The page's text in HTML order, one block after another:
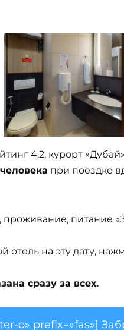
4.2, курорт
при поездке
питание
на эту дату,
сразу за всех.
o» prefix=»fas»]